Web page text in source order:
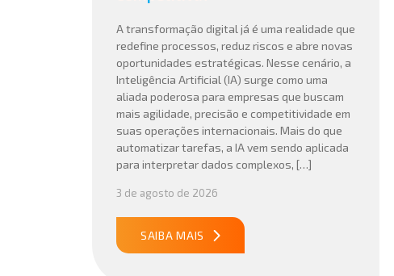
A transformação digital já é uma realidade que
redefine processos, reduz riscos e abre novas
oportunidades estratégicas. Nesse cenário, a
Inteligência Artificial (IA) surge como uma
aliada poderosa para empresas que buscam
mais agilidade, precisão e competitividade em
suas operações internacionais. Mais do que
automatizar tarefas, a IA vem sendo aplicada
para interpretar dados complexos, […]
3 de agosto de 2026
SAIBA MAIS